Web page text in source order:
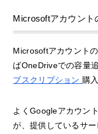
Microsoftアカウント
Microsoftアカウント
ばOneDriveでの容量
ブスクリプション 購
よくGoogleアカウン
が、提供しているサ